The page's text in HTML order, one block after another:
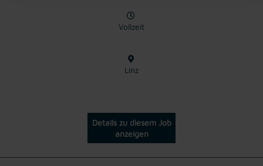
Vollzeit
Linz
Details zu diesem Job
anzeigen